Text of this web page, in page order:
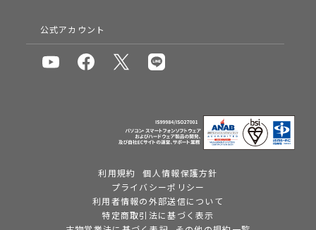
公式アカウント
利用規約
個人情報保護方針
プライバシーポリシー
利用者情報の外部送信について
特定商取引法に基づく表示